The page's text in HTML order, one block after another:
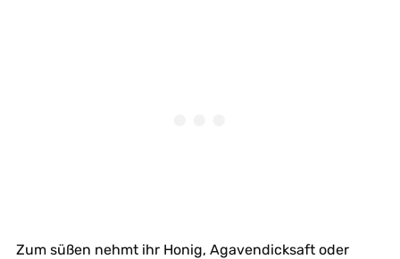
Zum süßen nehmt ihr Honig, Agavendicksaft oder